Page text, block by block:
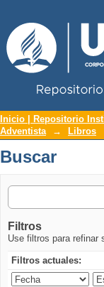
Buscar
Inicio | Repositorio
Adventista
→ Libros
Buscar
Filtros
Use filtros para refinar
Filtros actuales: